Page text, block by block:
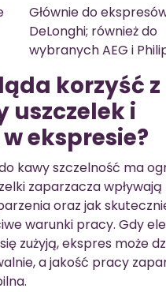
Głównie do
DeLonghi; również do
wybranych AEG i
korzyść z
uszczelek i
ekspresie?
kawy szczelność ma
zaparzacza
oraz jak
warunki pracy. Gdy
zużyją, ekspres może
a jakość pracy